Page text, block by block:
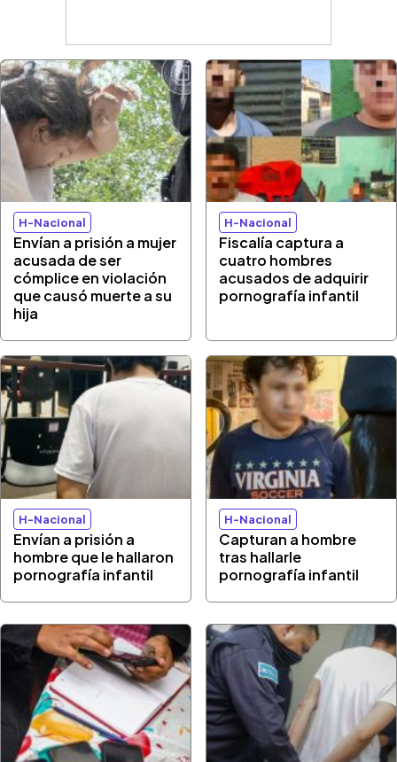
H-Nacional
Envían a prisión a mujer
acusada de ser
cómplice en violación
que causó muerte a su
hija
H-Nacional
Fiscalía captura a
cuatro hombres
acusados de adquirir
pornografía infantil
H-Nacional
Envían a prisión a
hombre que le hallaron
pornografía infantil
H-Nacional
Capturan a hombre
tras hallarle
pornografía infantil